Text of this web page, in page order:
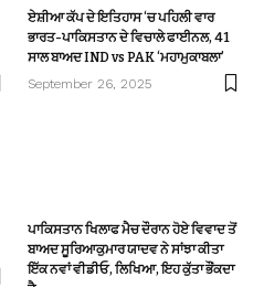
ਏਸ਼ੀਆ ਕੱਪ ਦੇ ਇਤਿਹਾਸ ‘ਚ ਪਹਿਲੀ ਵਾਰ
ਭਾਰਤ-ਪਾਕਿਸਤਾਨ ਦੇ ਵਿਚਾਲੇ ਫਾਈਨਲ, 41
ਸਾਲ ਬਾਅਦ IND vs PAK ‘ਮਹਾਮੁਕਾਬਲਾ’
September 26, 2025
ਪਾਕਿਸਤਾਨ ਖਿਲਾਫ ਮੈਚ ਦੌਰਾਨ ਹੋਏ ਵਿਵਾਦ ਤੋਂ
ਬਾਅਦ ਸੂਰਿਆਕੁਮਾਰ ਯਾਦਵ ਨੇ ਸਾਂਝਾ ਕੀਤਾ
ਇੱਕ ਨਵਾਂ ਵੀਡੀਓ, ਲਿਖਿਆ, ਇਹ ਕੁੱਤਾ ਭੌਂਕਦਾ